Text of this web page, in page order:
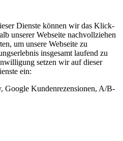
Dienste können wir das Klick-
unserer Webseite nachvollziehen
um unsere Webseite zu
insgesamt laufend zu
setzen wir auf dieser
ein:
Google Kundenrezensionen, A/B-